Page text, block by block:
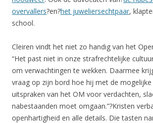
overvallers?en?het juweliersechtpaar,
school.
Cleiren vindt het niet zo handig van het
“Het past niet in onze strafrechtelijke
om verwachtingen te wekken. Daarmee
vraag op zijn bord hoe hij met de mogelijke
uitspraken van het OM voor verdachten,
nabestaanden moet omgaan.”?Kristen
openhartigheid en alle details. Die tasten